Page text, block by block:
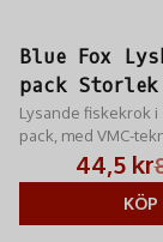
Blue Fox
pack
Lysande fiskekrok i
pack, med VMC-
överlägsen skärpa
hållbarhet. Perfekt
44,5 kr
KÖP